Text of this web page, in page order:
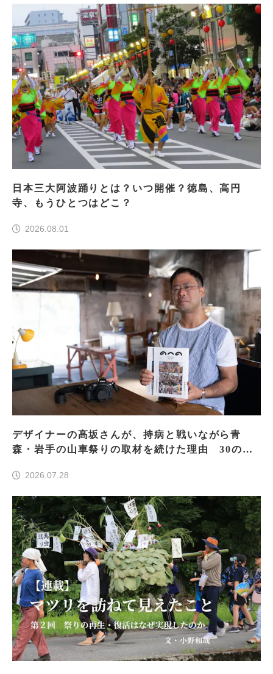
日本三大阿波踊りとは？いつ開催？徳島、高円
寺、もうひとつはどこ？
2026.08.01
デザイナーの髙坂さんが、持病と戦いながら青
森・岩手の山車祭りの取材を続けた理由 30の山
2026.07.28